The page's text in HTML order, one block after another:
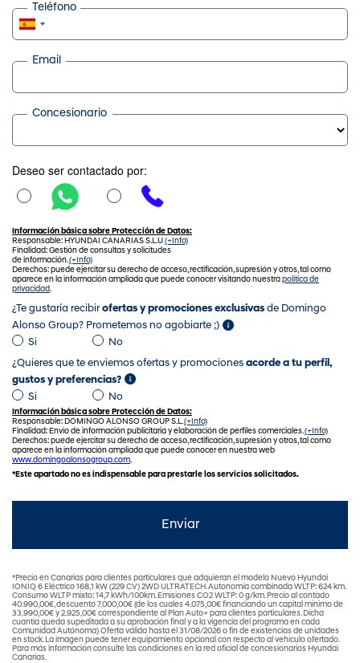
Teléfono
Email
Concesionario
Deseo ser contactado por:
Información básica sobre Protección de Datos:
Responsable: HYUNDAI CANARIAS S.L.U(+Info)
Finalidad: Gestión de consultas y solicitudes
de información.(+Info)
Derechos: puede ejercitar su derecho de acceso, rectificación, supresión y otros, tal como
aparece en la información ampliada que puede conocer visitando nuestrapolítica de
privacidad.
¿Te gustaría recibirofertas y promociones exclusivas de Domingo
Alonso Group? Prometemos no agobiarte ;)
Si
No
¿Quieres que te enviemos ofertas y promociones acorde a tu perfil,
gustos y preferencias?
Si
No
Información básica sobre Protección de Datos:
Responsable: DOMINGO ALONSO GROUP S.L.(+Info)
Finalidad: Envío de información publicitaria y elaboración de perfiles comerciales.(+Info)
Derechos: puede ejercitar su derecho de acceso, rectificación, supresión y otros, tal como
aparece en la información ampliada que puede conocer en nuestra web
www.domingoalonsogroup.com.
*Este apartado no es indispensable para prestarle los servicios solicitados.
*Precio en Canarias para clientes particulares que adquieran el modelo Nuevo Hyundai
IONIQ 6 Eléctrico 168,1 kW (229 CV) 2WD ULTRATECH. Autonomía combinada WLTP: 624 km.
Consumo WLTP mixto: 14,7 kWh/100km. Emisiones CO2 WLTP: 0 g/km. Precio al contado
40.990,00€, descuento 7.000,00€ (de los cuales 4.075,00€ financiando un capital mínimo de
33.990,00€ y 2.925,00€ correspondiente al Plan Auto+ para clientes particulares. Dicha
cuantía queda supeditada a su aprobación final y a la vigencia del programa en cada
Comunidad Autónoma) Oferta válida hasta el 31/08/2026 o fin de existencias de unidades
en stock. La imagen puede tener equipamiento opcional con respecto al vehículo ofertado.
Para más información consulte las condiciones en la red oficial de concesionarios Hyundai
Canarias.